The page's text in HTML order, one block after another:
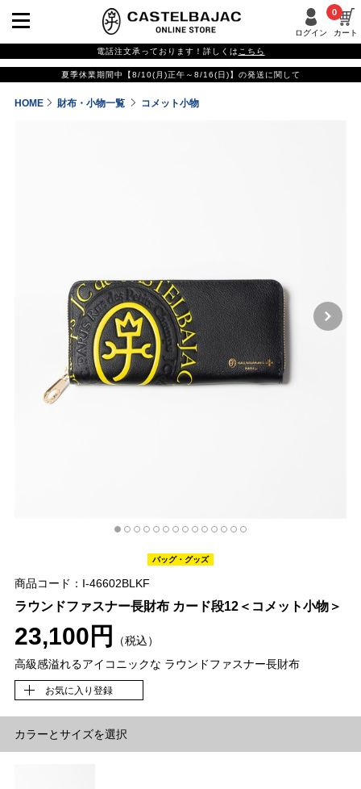
ログイン カート
0
電話注文承っております！詳しくは こちら
夏季休業期間中【8/10(月)正午～8/16(日)】の発送に関して
HOME 財布・小物一覧 コメット小物
バッグ・グッズ
商品コード：I-46602BLKF
ラウンドファスナー長財布 カード段12＜コメット小物＞
23,100円
（税込）
高級感溢れるアイコニックな ラウンドファスナー長財布
お気に入り登録
カラーとサイズを選択